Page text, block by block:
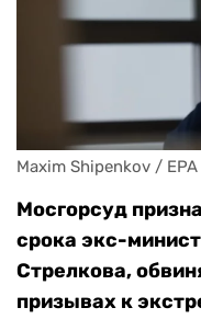
Maxim Shipenkov / EPA
Мосгорсуд
срока экс-
Стрелкова,
призывах к